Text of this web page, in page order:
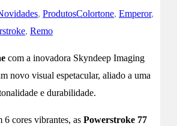
, ProdutosColortone, Emperor,
, Remo
com a inovadora Skyndeep Imaging
novo visual espetacular, aliado a uma
e durabilidade.
6 cores vibrantes, as Powerstroke 77